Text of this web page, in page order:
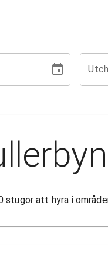
stugor att hyra i